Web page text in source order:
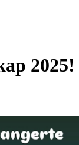
2025!